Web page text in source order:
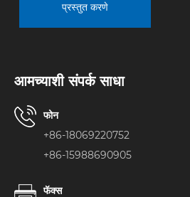
प्रस्तुत करणे
आमच्याशी संपर्क साधा
फोन
+86-18069220752
+86-15988690905
फॅक्स